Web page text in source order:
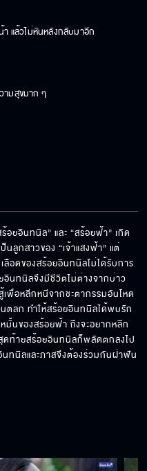
า แล้วไม่หันหลังกลับมาอีก
มสุขมาก ๆ
วยา
กับของฉันอีก...อย่าหาว่าฉันไม่
กมันสดใส
คืนนี้เสนอเป็นตอนแรก
อยอินทนิล” และ “สร้อยฟ้า” เกิด
ลูกสาวของ “เจ้าแสงฟ้า” แต่
อดของสร้อยอินทนิลไม่ได้รับการ
อินทนิลจึงมีชีวิตไม่ต่างจากบ่าว
พื่อหลีกหนีจากชะตากรรมอันโหด
นตลก ทำให้สร้อยอินทนิลได้พบรัก
นของสร้อยฟ้า ถึงจะอยากหลีก
ดท้ายสร้อยอินทนิลก็พลัดตกลงไป
นทนิลและภาสจึงต้องร่วมกันฝ่าฟัน